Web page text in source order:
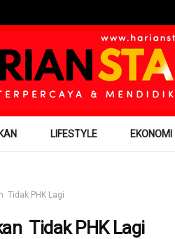
LIFESTYLE EKONOMI
Tidak PHK Lagi
Tidak PHK Lagi